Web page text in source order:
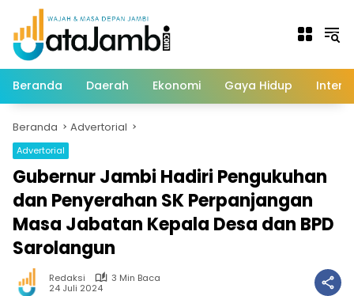
Langsung
konten
Beranda Daerah Ekonomi Gaya Hidup
Beranda Advertorial
Advertorial
Gubernur Jambi Hadiri Pengukuhan
dan Penyerahan SK Perpanjangan
Masa Jabatan Kepala Desa dan BPD
Sarolangun
Redaksi
3 Min Baca
24 Juli 2024